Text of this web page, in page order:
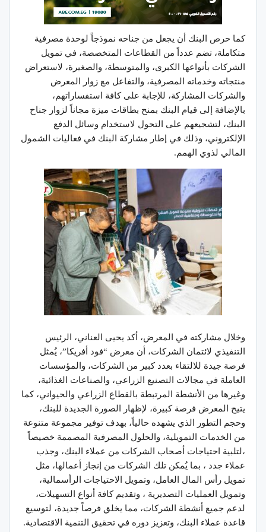
كما حرص البنك أن يجعل من جناحه نموذجاً لوحدة مصرفية
متكاملة، تضم عدداً من القطاعات المتخصصة، في تمويل
الشركات بأنواعها الكبرى، والمتوسطة، والصغيرة، لاستعراض
منتجاته وخدماته المصرفية، والتفاعل مع زوار المعرض
والشركات المشاركة، للإجابة على كافة استفساراتهم،
بالإضافة إلى قيام البنك بمنح بطاقات ميزة مجاناً لزوار جناح
البنك، لتشجيعهم على التحول لاستخدام وسائل الدفع
الإلكتروني، وذلك في إطار مشاركة البنك في فعاليات الشمول
المالي لذوي الهمم.
وخلال مشاركته في المعرض، أكد يحيى العناني، الرئيس
التنفيذي لائتمان الشركات، أن معرض “فود أفريكا”، يُمثل
فرصة جيدة للالتقاء بعدد كبير من الشركات، والمؤسسات
العاملة في مجالات التصنيع الزراعي، والصناعات الغذائية،
وغيرها من الأنشطة المرتبطة بالقطاع الزراعي والحيواني، كما
يتيح المعرض فرصة كبيرة، لإظهار الصورة الجديدة للبنك،
وحجم التطور الذي يشهده حالياً، بهدف توفير مجموعة متنوعة
من الخدمات التمويلية، والحلول المصرفية المصممة خصيصاً
،لتلبية احتياجات أصحاب الشركات من عملاء البنك، وجذب
عملاء جدد ، بما يُمكن تلك الشركات من إنجاز أعمالها، مثل
تمويل رأس المال العامل، وتمويل الاحتياجات الرأسمالية،
وتمويل العمليات التصديرية ، وتقديم كافة أنواع التسهيلات،
لدعم جميع أنشطة الشركات، مما يخلق فرصاً جديدة، لتوسيع
قاعدة عملاء البنك، وتعزيز دوره في تحقيق التنمية الاقتصادية.